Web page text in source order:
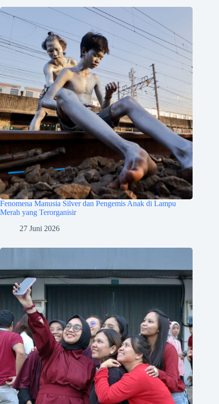
Fenomena Manusia Silver dan Pengemis Anak di Lampu
Merah yang Terorganisir
27 Juni 2026